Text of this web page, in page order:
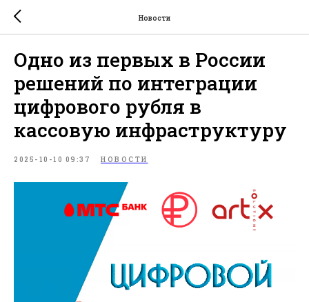
Новости
Одно из первых в России
решений по интеграции
цифрового рубля в
кассовую инфраструктуру
2025-10-10 09:37 НОВОСТИ